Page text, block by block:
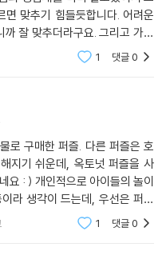
맞추기 힘들듯합니다. 어려운
잘 맞추더라구요. 그리고 가방
있는걸 추천합니다. 1 댓글0
로 구매한 퍼즐. 다른 퍼즐은 호
지기 쉬운데, 옥토넛 퍼즐을 사
요 : ) 개인적으로 아이들의 놀이
라 생각이 드는데, 우선은 퍼즐
가 좋아하는 퍼즐로, 알찬 시간
1 댓글0